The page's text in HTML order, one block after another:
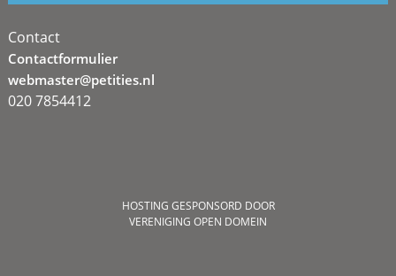
Contact
Contactformulier
webmaster@petities.nl
020 7854412
HOSTING GESPONSORD DOOR
VERENIGING OPEN DOMEIN